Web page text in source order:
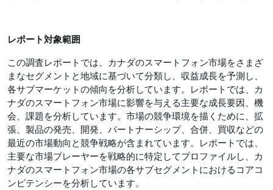
レポート対象範囲
この調査レポートでは、カナダのスマートフォン市場をさまざ
まなセグメントと地域に基づいて分類し、収益成長を予測し、
各サブマーケットの傾向を分析しています。レポートでは、カ
ナダのスマートフォン市場に影響を与える主要な成長要因、機
会、課題を分析しています。市場の競争環境を描くために、拡
張、製品の発売、開発、パートナーシップ、合併、買収などの
最近の市場動向と競争戦略が含まれています。レポートでは、
主要な市場プレーヤーを戦略的に特定してプロファイルし、カ
ナダのスマートフォン市場の各サブセグメントにおけるコアコ
ンピテンシーを分析しています。